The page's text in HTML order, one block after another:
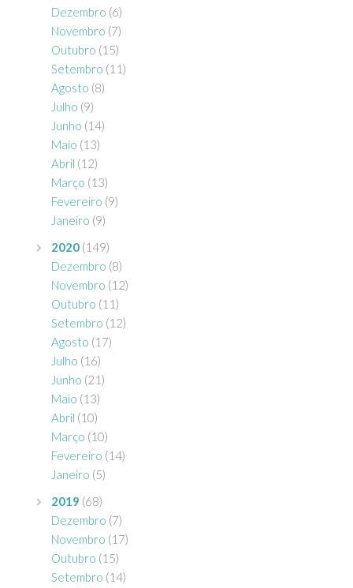
Dezembro (6)
Novembro (7)
Outubro (15)
Setembro (11)
Agosto (8)
Julho (9)
Junho (14)
Maio (13)
Abril (12)
Março (13)
Fevereiro (9)
Janeiro (9)
2020 (149)
Dezembro (8)
Novembro (12)
Outubro (11)
Setembro (12)
Agosto (17)
Julho (16)
Junho (21)
Maio (13)
Abril (10)
Março (10)
Fevereiro (14)
Janeiro (5)
2019 (68)
Dezembro (7)
Novembro (17)
Outubro (15)
Setembro (14)